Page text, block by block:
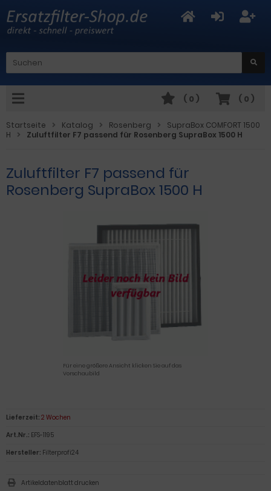
( 0 )
( 0 )
Startseite Katalog Rosenberg
SupraBox COMFORT 1500
H
Zuluftfilter F7 passend für Rosenberg SupraBox 1500 H
Zuluftfilter F7 passend für
Rosenberg SupraBox 1500 H
Für eine größere Ansicht klicken Sie auf das
Vorschaubild
Lieferzeit: 2 Wochen
Art.Nr.: EFS-1195
Hersteller: Filterprofi24
Artikeldatenblatt drucken